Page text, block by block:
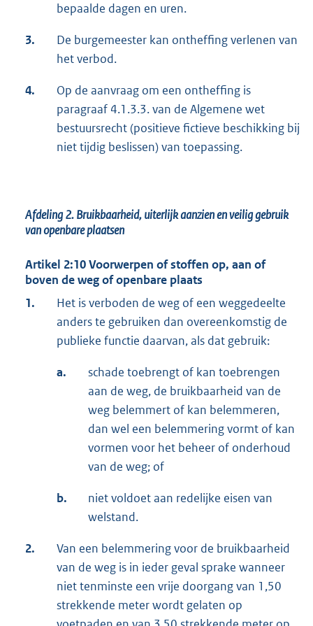
bepaalde dagen en uren.
3.
De burgemeester kan ontheffing verlenen van
het verbod.
4.
Op de aanvraag om een ontheffing is
paragraaf 4.1.3.3. van de Algemene wet
bestuursrecht (positieve fictieve beschikking bij
niet tijdig beslissen) van toepassing.
Afdeling 2. Bruikbaarheid, uiterlijk aanzien en veilig gebruik
van openbare plaatsen
Artikel 2:10 Voorwerpen of stoffen op, aan of
boven de weg of openbare plaats
1.
Het is verboden de weg of een weggedeelte
anders te gebruiken dan overeenkomstig de
publieke functie daarvan, als dat gebruik:
a.
schade toebrengt of kan toebrengen
aan de weg, de bruikbaarheid van de
weg belemmert of kan belemmeren,
dan wel een belemmering vormt of kan
vormen voor het beheer of onderhoud
van de weg; of
b.
niet voldoet aan redelijke eisen van
welstand.
2.
Van een belemmering voor de bruikbaarheid
van de weg is in ieder geval sprake wanneer
niet tenminste een vrije doorgang van 1,50
strekkende meter wordt gelaten op